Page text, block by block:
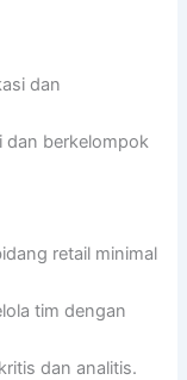
dan
dan berkelompok
retail minimal
tim dengan
dan analitis.